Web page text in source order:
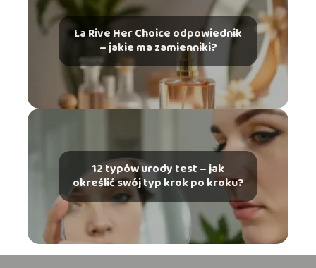
La Rive Her Choice odpowiednik
– jakie ma zamienniki?
12 typów urody test – jak
określić swój typ krok po kroku?